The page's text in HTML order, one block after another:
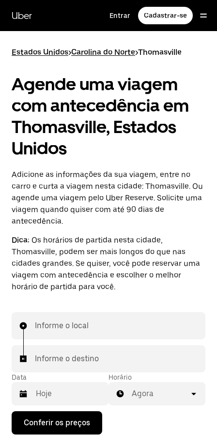
para
conteúdo
Uber Entrar Cadastrar-se
Estados Unidos>Carolina do Norte>Thomasville
Agende uma viagem
com antecedência em
Thomasville, Estados
Unidos
Adicione as informações da sua viagem, entre no
carro e curta a viagem nesta cidade: Thomasville. Ou
agende uma viagem pelo Uber Reserve. Solicite uma
viagem quando quiser com até 90 dias de
antecedência.
Dica: Os horários de partida nesta cidade,
Thomasville, podem ser mais longos do que nas
cidades grandes. Se quiser, você pode reservar uma
viagem com antecedência e escolher o melhor
horário de partida para você.
Informe o local
Informe o destino
Data
Pressione
Horário
Agora
Conferir os preços